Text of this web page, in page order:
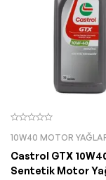
10W40 MOTOR
Castrol GTX
Sentetik Motor